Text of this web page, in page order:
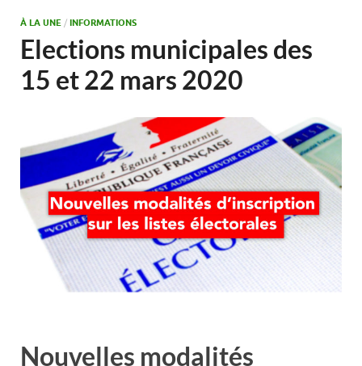
À LA UNE / INFORMATIONS
Elections municipales des
15 et 22 mars 2020
Nouvelles modalités